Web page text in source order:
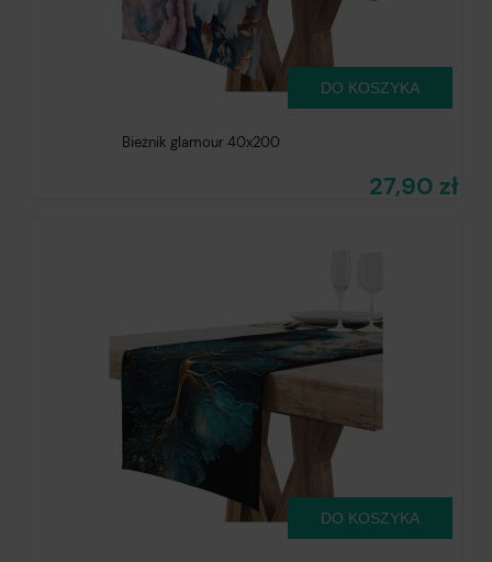
Bieżnik glamour 40x200
27,90 zł
DO KOSZYKA
DO KOSZYKA